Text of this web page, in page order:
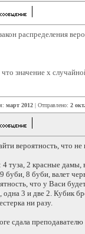
распределения
что значение х
март 2012 | Отправлено: 2
вероятность, что
туза, 2 красные дамы,
буби, 8 буби, валет
что у Васи
3 и две 2. Кубик
ни разу.
сдала